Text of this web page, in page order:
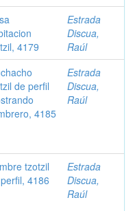
4179
Estrada
Discua,
Raúl
de perfil
4185
Estrada
Discua,
Raúl
tzotzil
4186
Estrada
Discua,
Raúl